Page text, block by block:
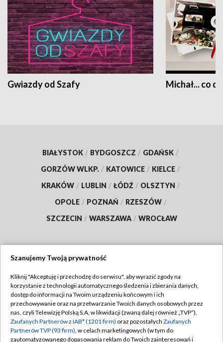
Gwiazdy od Szafy Michał... co
BIAŁYSTOK / BYDGOSZCZ / GDAŃSK /
GORZÓW WLKP. / KATOWICE / KIELCE /
KRAKÓW / LUBLIN / ŁÓDŹ / OLSZTYN /
OPOLE / POZNAŃ / RZESZÓW /
SZCZECIN / WARSZAWA / WROCŁAW
TVP
Abonament TVP
Emisja w TVP
Centrum informacji TVP
Regulamin TVP
Polityka prywatności
Moje zgody
Szanujemy Twoją prywatność
Kliknij "Akceptuję i przechodzę do serwisu", aby wyrazić zgody na
korzystanie z technologii automatycznego śledzenia i zbierania danych,
dostęp do informacji na Twoim urządzeniu końcowym i ich
przechowywanie oraz na przetwarzanie Twoich danych osobowych przez
nas, czyli Telewizję Polską S.A. w likwidacji (zwaną dalej również „TVP”),
Zaufanych Partnerów z IAB* (1201 firm) oraz pozostałych Zaufanych
Partnerów TVP (93 firm), w celach marketingowych (w tym do
zautomatyzowanego dopasowania reklam do Twoich zainteresowań i